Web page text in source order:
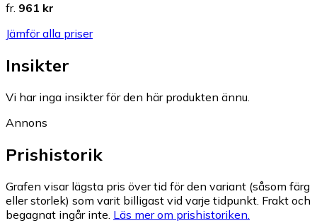
fr. 961 kr
Jämför alla priser
Insikter
Vi har inga insikter för den här produkten ännu.
Annons
Prishistorik
Grafen visar lägsta pris över tid för den variant (såsom färg
eller storlek) som varit billigast vid varje tidpunkt. Frakt och
begagnat ingår inte. Läs mer om prishistoriken.